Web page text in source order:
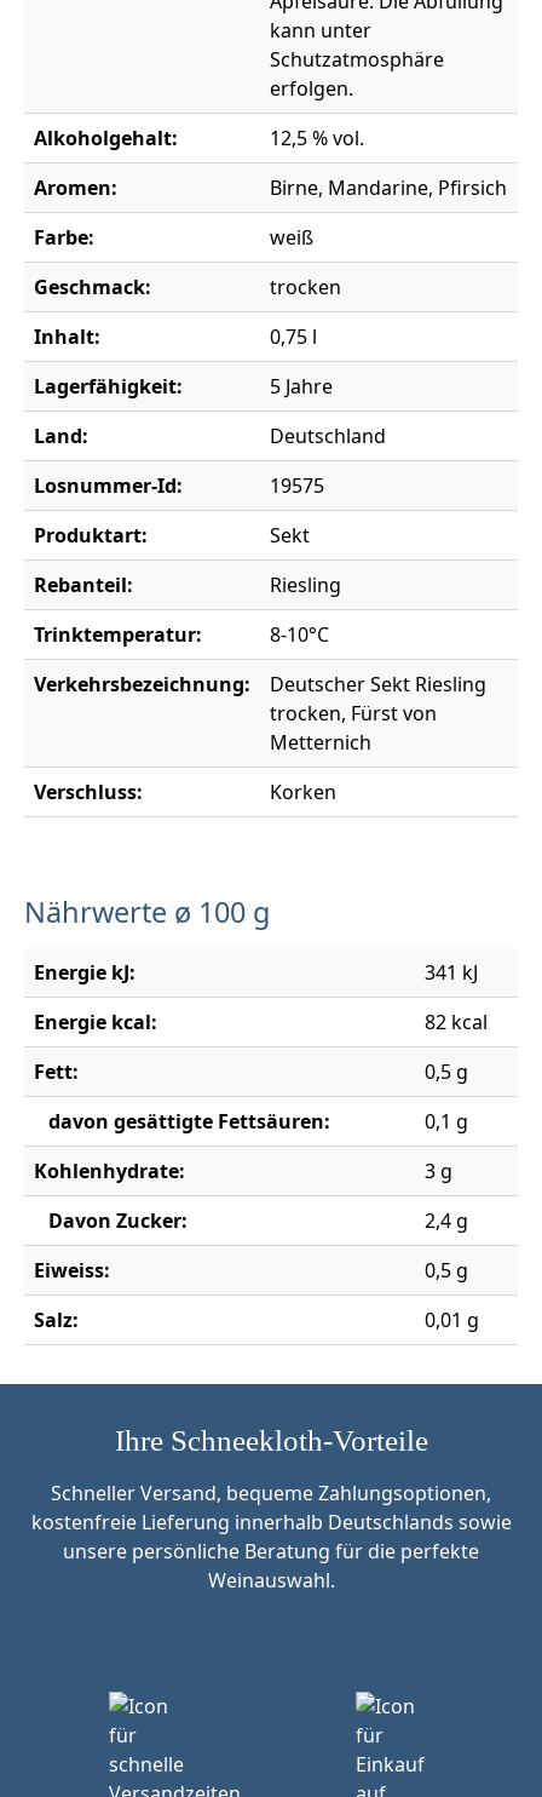
kann unter
Schutzatmosphäre
erfolgen.
Alkoholgehalt:
12,5 % vol.
Aromen:
Birne, Mandarine, Pfirsich
Farbe:
weiß
Geschmack:
trocken
Inhalt:
0,75 l
Lagerfähigkeit:
5 Jahre
Land:
Deutschland
Losnummer-Id:
19575
Produktart:
Sekt
Rebanteil:
Riesling
Trinktemperatur:
8-10°C
Verkehrsbezeichnung:
Deutscher Sekt Riesling
trocken, Fürst von
Metternich
Verschluss:
Korken
Nährwerte ø 100 g
Energie kJ:
341 kJ
Energie kcal:
82 kcal
Fett:
0,5 g
davon gesättigte Fettsäuren:
0,1 g
Kohlenhydrate:
3 g
Davon Zucker:
2,4 g
Eiweiss:
0,5 g
Salz:
0,01 g
Ihre Schneekloth-Vorteile
Schneller Versand, bequeme Zahlungsoptionen,
kostenfreie Lieferung innerhalb Deutschlands sowie
unsere persönliche Beratung für die perfekte
Weinauswahl.